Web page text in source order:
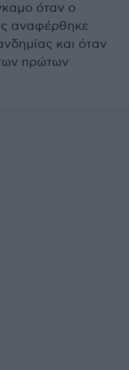
όταν ο
αναφέρθηκε
και όταν
πρώτων